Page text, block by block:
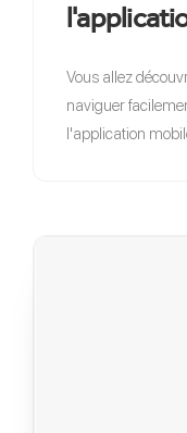
Vous allez
naviguer
l'application